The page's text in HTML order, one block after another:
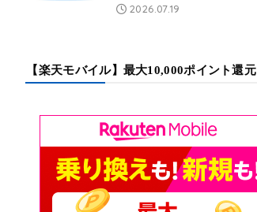
2026.07.19
【楽天モバイル】最大10,000ポイント還元